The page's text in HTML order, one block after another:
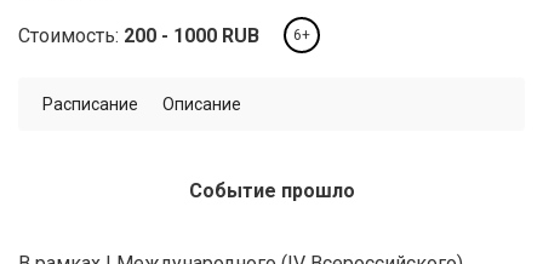
Стоимость: 200 1000 RUB 6+
Расписание Описание
Событие прошло